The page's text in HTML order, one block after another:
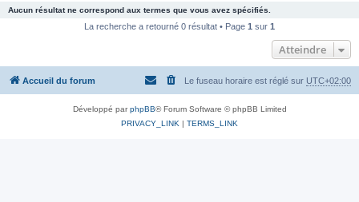
c
e
Aucun résultat ne correspond aux termes que vous avez spécifiés.
La recherche a retourné 0 résultat • Page 1 sur 1
Atteindre
Accueil du forum Le fuseau horaire est réglé sur UTC+02:00
Développé parphpBB® Forum Software © phpBB Limited
PRIVACY_LINK | TERMS_LINK